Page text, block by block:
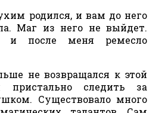
родился, и вам до него
Маг из него не выйдет.
и после меня ремесло
не возвращался к этой
следить за
Существовало много